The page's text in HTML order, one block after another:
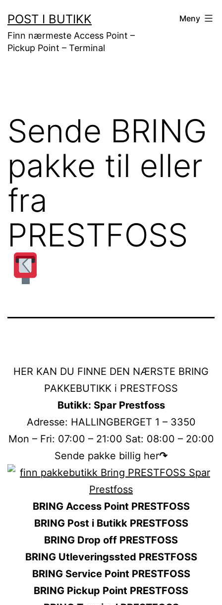
til
innhold
POST I BUTIKK
Finn nærmeste Access Point –
Pickup Point – Terminal
Meny
Sende BRING
pakke til eller
fra
PRESTFOSS
HER KAN DU FINNE DEN NÆRSTE BRING
PAKKEBUTIKK i PRESTFOSS
Butikk: Spar Prestfoss
Adresse: HALLINGBERGET 1 – 3350
Mon – Fri: 07:00 – 21:00 Sat: 08:00 – 20:00
Sende pakke billig her↷
BRING Access Point PRESTFOSS
BRING Post i Butikk PRESTFOSS
BRING Drop off PRESTFOSS
BRING Utleveringssted PRESTFOSS
BRING Service Point PRESTFOSS
BRING Pickup Point PRESTFOSS